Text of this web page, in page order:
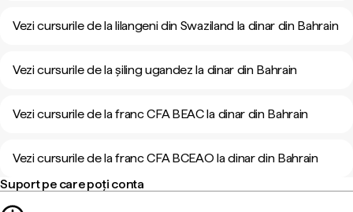
Vezi cursurile de la lilangeni din Swaziland la dinar din Bahrain
Vezi cursurile de la șiling ugandez la dinar din Bahrain
Vezi cursurile de la franc CFA BEAC la dinar din Bahrain
Vezi cursurile de la franc CFA BCEAO la dinar din Bahrain
Suport pe care poți conta